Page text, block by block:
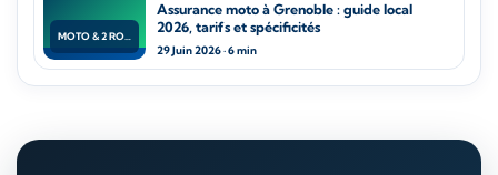
Assurance moto à Grenoble : guide local
2026, tarifs et spécificités
29 Juin 2026 · 6 min